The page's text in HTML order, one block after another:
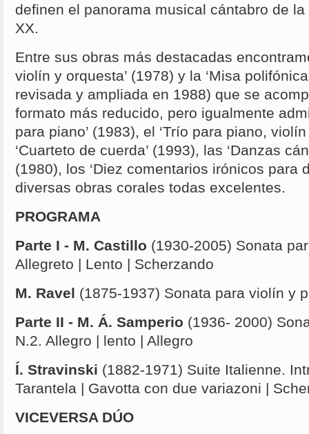
definen el panorama musical cántabro de
XX.
Entre sus obras más destacadas
violín y orquesta’ (1978) y la ‘Misa
revisada y ampliada en 1988) que se
formato más reducido, pero igualmente
para piano’ (1983), el ‘Trío para piano,
‘Cuarteto de cuerda’ (1993), las ‘Danzas
(1980), los ‘Diez comentarios irónicos para
diversas obras corales todas excelentes.
PROGRAMA
Parte I - M. Castillo (1930-2005) Sonata
Allegreto | Lento | Scherzando
M. Ravel (1875-1937) Sonata para violín y
Parte II - M. Á. Samperio (1936- 2000)
N.2. Allegro | lento | Allegro
Í. Stravinski (1882-1971) Suite Italienne.
Tarantela | Gavotta con due variazoni |
VICEVERSA DÚO